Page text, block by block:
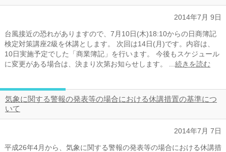
2014年7月 9日
台風接近の恐れがありますので、7月10日(木)18:10からの日商簿記
検定対策講座2級を休講とします。 次回は14日(月)です。内容は、
10日実施予定でした「商業簿記」を行います。 今後もスケジュール
に変更がある場合は、決まり次第お知らせします。 ... 続きを読む
気象に関する警報の発表等の場合における休講措置の基準につ
いて
2014年7月 7日
平成26年4月から、気象に関する警報の発表等の場合における休講措